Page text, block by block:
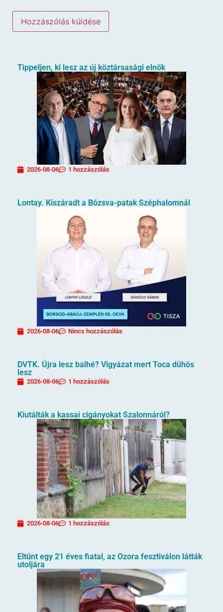
Tippeljen, ki lesz az új köztársasági elnök
2026-08-06 1 hozzászólás
Lontay. Kiszáradt a Bózsva-patak Széphalomnál
2026-08-06 Nincs hozzászólás
DVTK. Újra lesz balhé? Vigyázat mert Toca dühös
lesz
2026-08-06 1 hozzászólás
Kiutálták a kassai cigányokat Szalonnáról?
2026-08-06 1 hozzászólás
Eltűnt egy 21 éves fiatal, az Ozora fesztiválon látták
utoljára